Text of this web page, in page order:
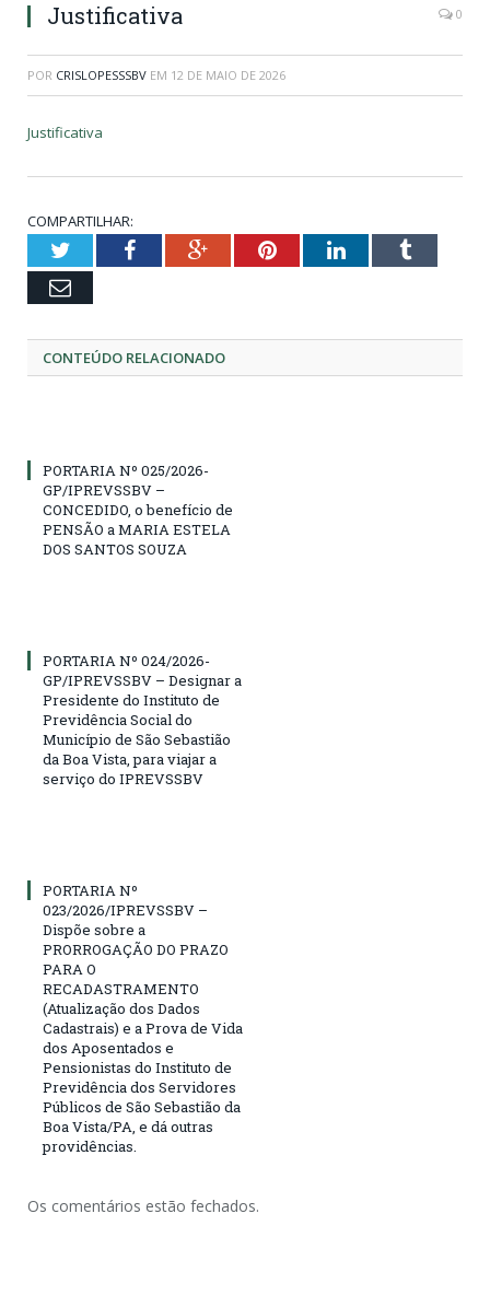
Justificativa 0
POR CRISLOPESSSBV EM 12 DE MAIO DE 2026
Justificativa
COMPARTILHAR:
TwitterFacebookGoogle+PinterestLinkedInTumblr
Email
CONTEÚDO RELACIONADO
PORTARIA Nº 025/2026-
GP/IPREVSSBV –
CONCEDIDO, o benefício de
PENSÃO a MARIA ESTELA
DOS SANTOS SOUZA
PORTARIA Nº 024/2026-
GP/IPREVSSBV – Designar a
Presidente do Instituto de
Previdência Social do
Município de São Sebastião
da Boa Vista, para viajar a
serviço do IPREVSSBV
PORTARIA Nº
023/2026/IPREVSSBV –
Dispõe sobre a
PRORROGAÇÃO DO PRAZO
PARA O
RECADASTRAMENTO
(Atualização dos Dados
Cadastrais) e a Prova de Vida
dos Aposentados e
Pensionistas do Instituto de
Previdência dos Servidores
Públicos de São Sebastião da
Boa Vista/PA, e dá outras
providências.
Os comentários estão fechados.